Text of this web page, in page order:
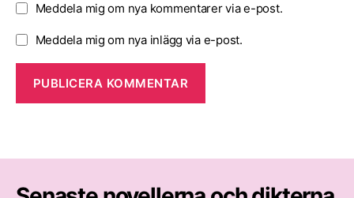
Meddela mig om nya kommentarer via e-post.
Meddela mig om nya inlägg via e-post.